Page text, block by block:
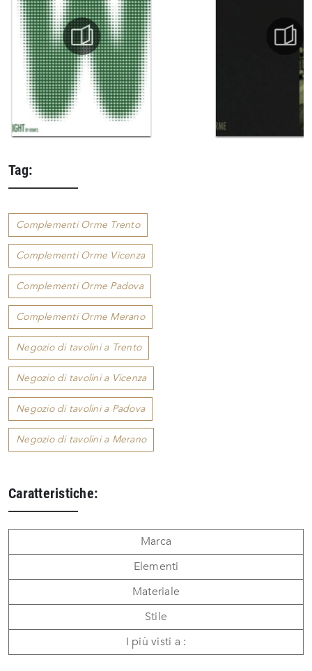
Tag:
Complementi Orme Trento
Complementi Orme Vicenza
Complementi Orme Padova
Complementi Orme Merano
Negozio di tavolini a Trento
Negozio di tavolini a Vicenza
Negozio di tavolini a Padova
Negozio di tavolini a Merano
Caratteristiche:
Marca
Elementi
Materiale
Stile
I più visti a :